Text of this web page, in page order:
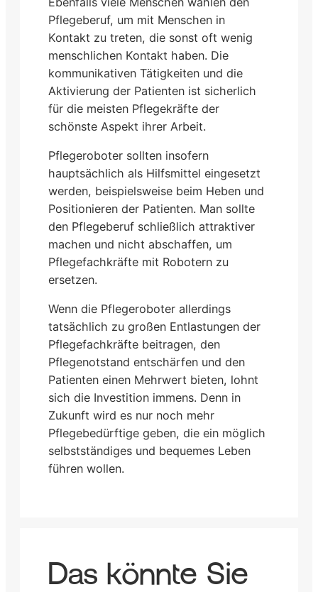
Pflegeberuf, um mit Menschen in
Kontakt zu treten, die sonst oft wenig
menschlichen Kontakt haben. Die
kommunikativen Tätigkeiten und die
Aktivierung der Patienten ist sicherlich
für die meisten Pflegekräfte der
schönste Aspekt ihrer Arbeit.
Pflegeroboter sollten insofern
hauptsächlich als Hilfsmittel eingesetzt
werden, beispielsweise beim Heben und
Positionieren der Patienten. Man sollte
den Pflegeberuf schließlich attraktiver
machen und nicht abschaffen, um
Pflegefachkräfte mit Robotern zu
ersetzen.
Wenn die Pflegeroboter allerdings
tatsächlich zu großen Entlastungen der
Pflegefachkräfte beitragen, den
Pflegenotstand entschärfen und den
Patienten einen Mehrwert bieten, lohnt
sich die Investition immens. Denn in
Zukunft wird es nur noch mehr
Pflegebedürftige geben, die ein möglich
selbstständiges und bequemes Leben
führen wollen.
Das könnte Sie